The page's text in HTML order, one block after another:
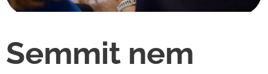
Semmit nem